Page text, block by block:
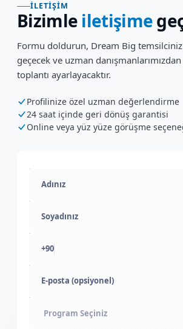
İLETIŞIM
Bizimle iletişime
Formu doldurun, Dream Big
geçecek ve uzman
toplantı ayarlayacaktır.
Profilinize özel uzman değerlendirme
24 saat içinde geri dönüş garantisi
Online veya yüz yüze görüşme
+90
E-posta (opsiyonel)